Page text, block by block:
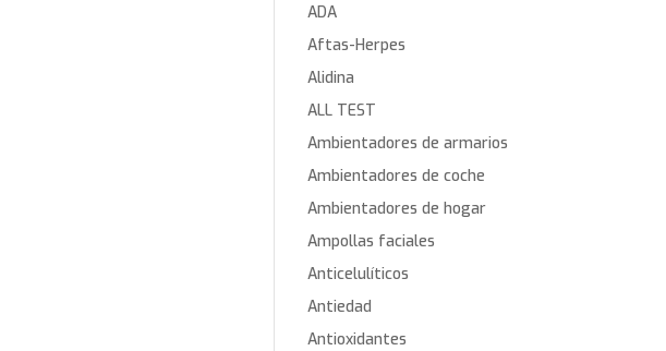
ADA
Aftas-Herpes
Alidina
ALL TEST
Ambientadores de armarios
Ambientadores de coche
Ambientadores de hogar
Ampollas faciales
Anticelulíticos
Antiedad
Antioxidantes